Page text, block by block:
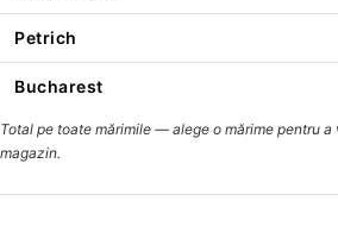
Petrich
Bucharest
Total pe toate mărimile — alege o mărime pentru
magazin.